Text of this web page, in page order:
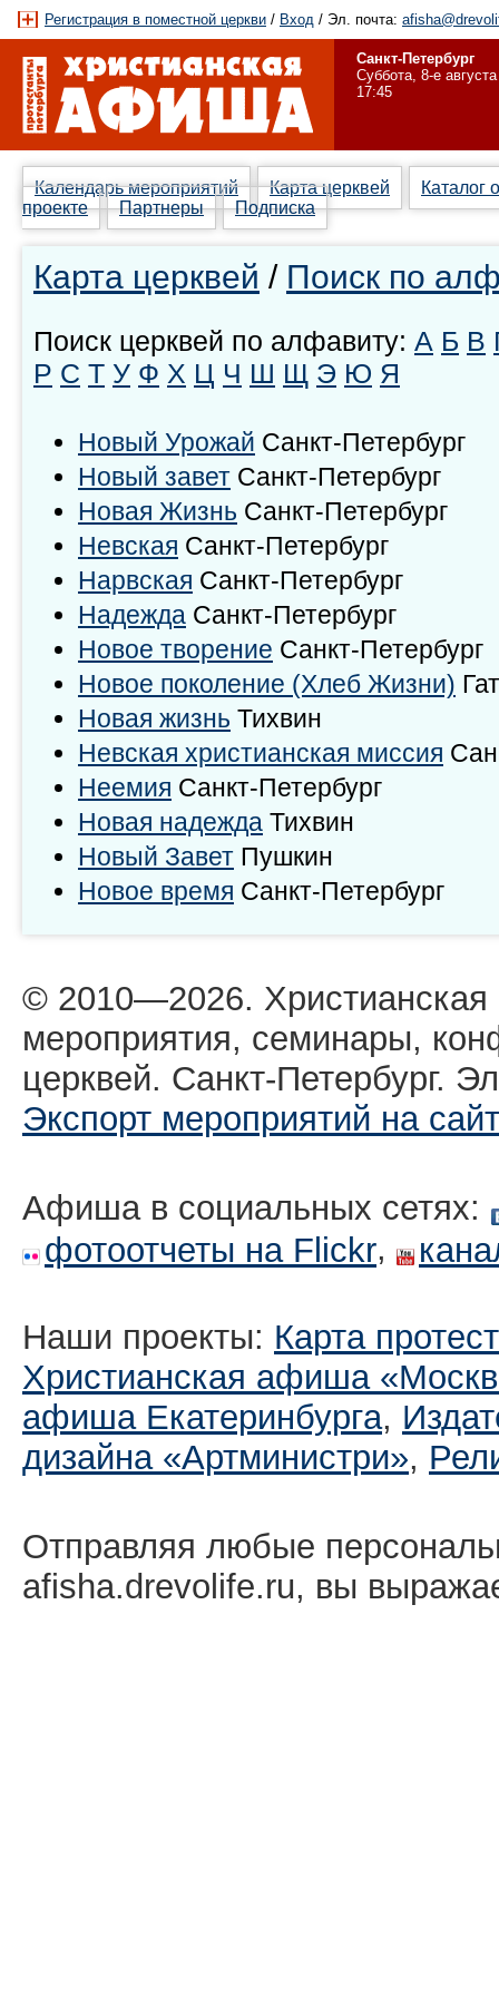
Регистрация в поместной церкви / Вход / Эл. почта:
Санкт-Петербург
Суббота, 8-е августа
17:45
Календарь мероприятий Карта церквей
Каталог
проекте
Партнеры Подписка
Карта церквей / Поиск по
Поиск церквей по алфавиту: А Б В
Р С Т У Ф Х Ц Ч Ш Щ Э Ю Я
Новый Урожай Санкт-Петербург
Новый завет Санкт-Петербург
Новая Жизнь Санкт-Петербург
Невская Санкт-Петербург
Нарвская Санкт-Петербург
Надежда Санкт-Петербург
Новое творение Санкт-Петербург
Новое поколение (Хлеб Жизни)
Новая жизнь Тихвин
Невская христианская миссия
Неемия Санкт-Петербург
Новая надежда Тихвин
Новый Завет Пушкин
Новое время Санкт-Петербург
© 2010—2026.
мероприятия, семинары,
церквей. Санкт-Петербург.
Экспорт мероприятий на сайт
Афиша в социальных сетях:
фотоотчеты на Flickr,
Наши проекты: Карта
Христианская афиша
афиша Екатеринбургa,
дизайна «Артминистри»,
Отправляя любые
afisha.drevolife.ru, вы